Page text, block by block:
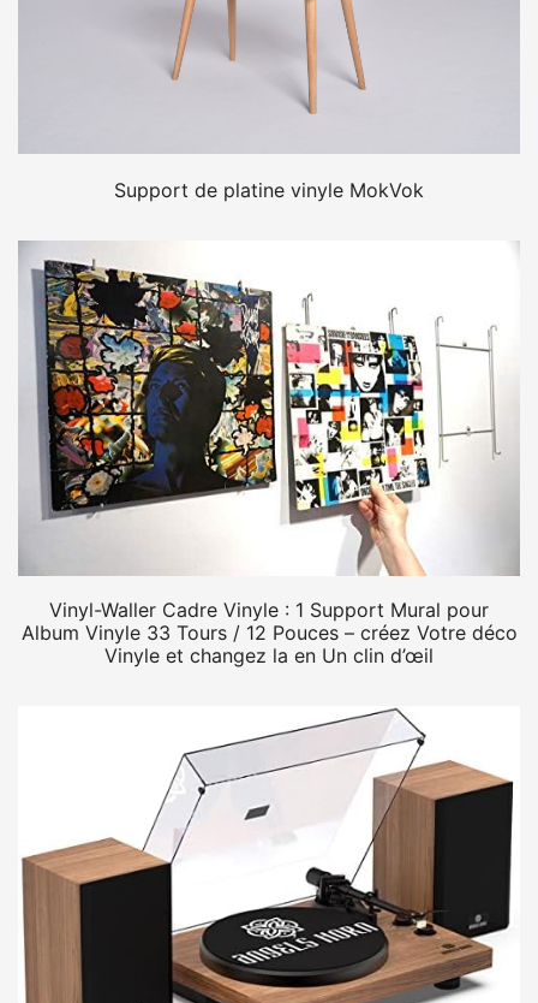
Support de platine vinyle MokVok
Vinyl-Waller Cadre Vinyle : 1 Support Mural pour
Album Vinyle 33 Tours / 12 Pouces – créez Votre déco
Vinyle et changez la en Un clin d’œil